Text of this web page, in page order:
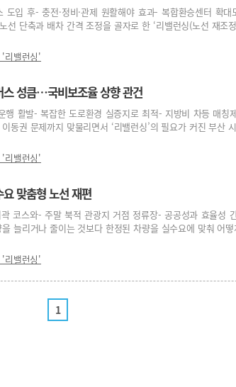
도입 후- 충전·정비·관제 원활해야 효과- 복합환승센터 확
선 단축과 배차 간격 조정을 골자로 한 ‘리밸런싱(노선 재
리밸런싱'
스 성큼…국비보조율 상향 관건
행 활발- 복잡한 도로환경 실증지로 최적- 지방비 차등 매칭
동권 문제까지 맞물리면서 ‘리밸런싱’의 필요가 커진 부
리밸런싱'
맞춤형 노선 재편
코스와- 주말 북적 관광지 거점 정류장- 공공성과 효율성
을 늘리거나 줄이는 것보다 한정된 차량을 실수요에 맞춰
리밸런싱'
1